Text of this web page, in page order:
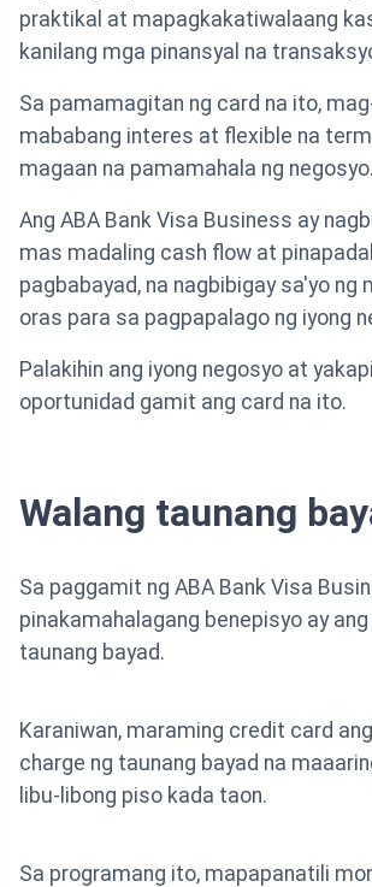
praktikal at mapagkakatiwalaang
kanilang mga pinansyal na
Sa pamamagitan ng card na ito,
mababang interes at flexible na
magaan na pamamahala ng negosyo.
Ang ABA Bank Visa Business ay
mas madaling cash flow at
pagbabayad, na nagbibigay sa'yo ng
oras para sa pagpapalago ng iyong
Palakihin ang iyong negosyo at
oportunidad gamit ang card na ito.
Walang taunang
Sa paggamit ng ABA Bank Visa
pinakamahalagang benepisyo ay
taunang bayad.
Karaniwan, maraming credit card
charge ng taunang bayad na
libu-libong piso kada taon.
Sa programang ito, mapapanatili